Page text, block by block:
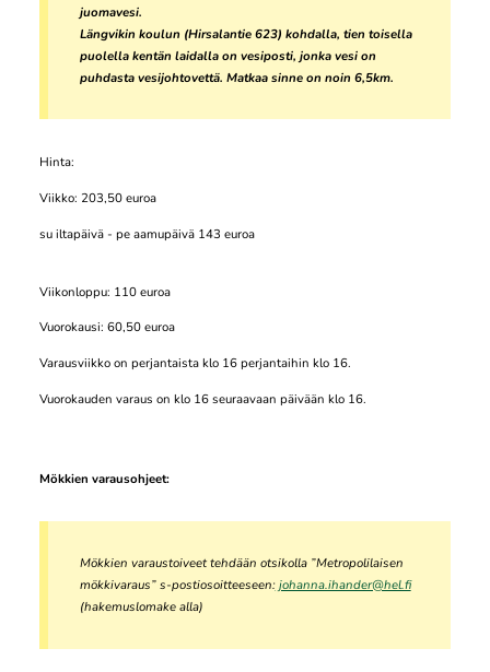
juomavesi.
Längvikin koulun (Hirsalantie 623) kohdalla, tien toisella
puolella kentän laidalla on vesiposti, jonka vesi on
puhdasta vesijohtovettä. Matkaa sinne on noin 6,5km.
Hinta:
Viikko: 203,50 euroa
su iltapäivä - pe aamupäivä 143 euroa
Viikonloppu: 110 euroa
Vuorokausi: 60,50 euroa
Varausviikko on perjantaista klo 16 perjantaihin klo 16.
Vuorokauden varaus on klo 16 seuraavaan päivään klo 16.
Mökkien varausohjeet:
Mökkien varaustoiveet tehdään otsikolla ”Metropolilaisen
mökkivaraus” s-postiosoitteeseen:johanna.ihander@hel.fi
(hakemuslomake alla)